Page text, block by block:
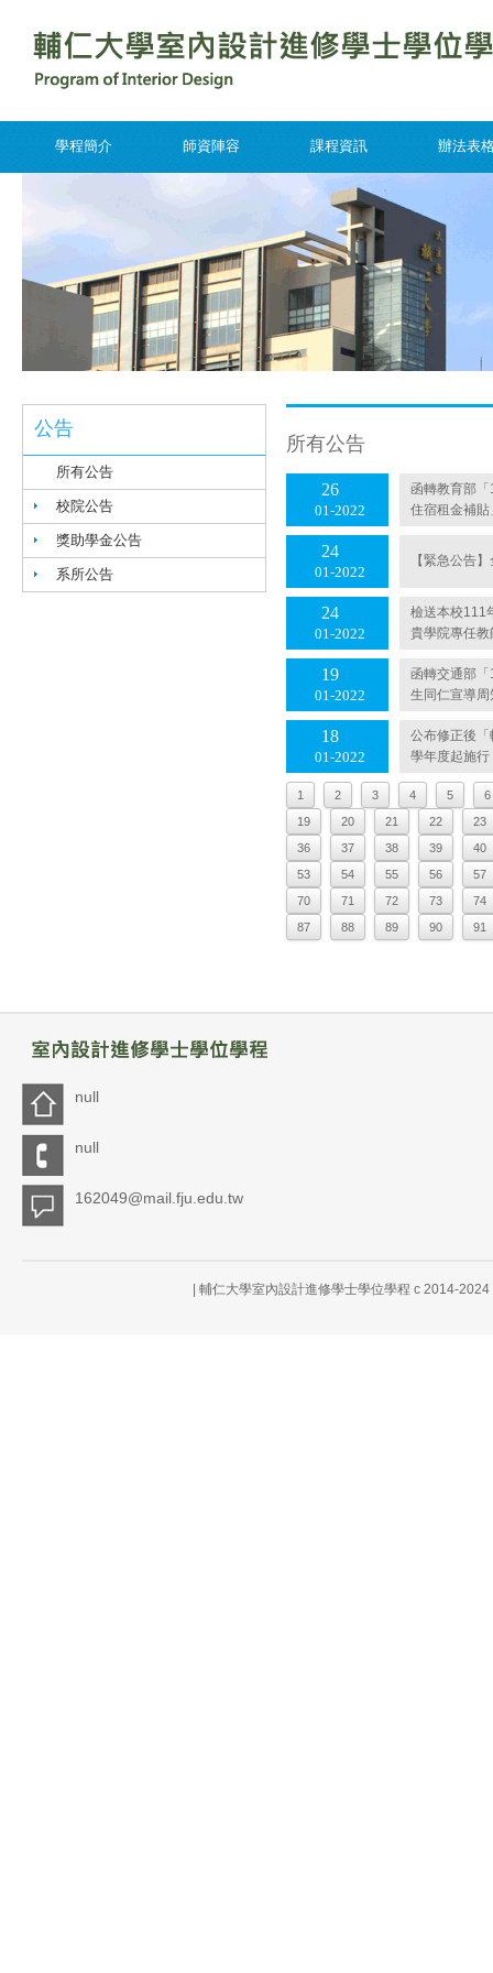
學程簡介 師資陣容 課程資訊 辦法表
公告
所有公告
校院公告
獎助學金公告
系所公告
所有公告
01 2022
26
函轉教育部
住宿租金補
01 2022
24 【緊急公告
01 2022
24
檢送本校111
貴學院專任
01 2022
19
函轉交通部
生同仁宣導
01 2022
18
公布修正後
學年度起施
1 2 3 4 5
6
19
20 21 22
23
36
37 38 39
40
53
54 55 56
57
70
71 72 73
74
87
88 89 90 91
null
null
162049@mail.fju.edu.tw
| 輔仁大學室內設計進修學士學位學程 c 2014-